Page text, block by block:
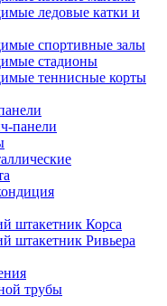
ледовые катки и
спортивные залы
стадионы
теннисные корты
панели
штакетник Корса
штакетник Ривьера
трубы